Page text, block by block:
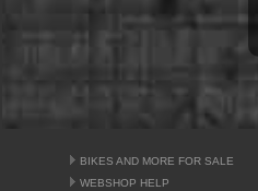
BIKES AND MORE FOR SALE
WEBSHOP HELP